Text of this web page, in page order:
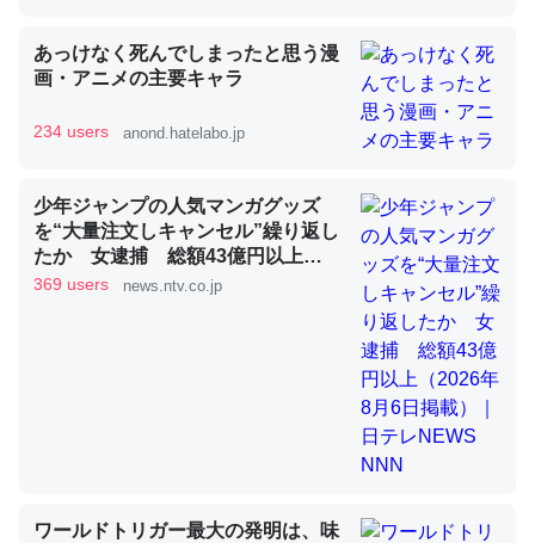
昆虫ってカルシウム少ないのか。知らんかった。調べたら
コオロギのカルシウム分はエビの600分の1程度。
論文では「淡水はカルシウムも酸素も不足してて両方に不
利だから両方が拮抗してるのでは」とあって面白い。海に
いる鋏角類（カブトガニ・ウミグモ）はカルシウムを使わ
ずキチンを強化してる筈だが、酵素が違うのか？
─ニュース :: 【研究発表】昆虫学の大問題＝「昆虫はなぜ海にいな
あっけなく死んでしまったと思う漫
画・アニメの主要キャラ
234 users anond.hatelabo.jp
少年ジャンプの人気マンガグッズ
を“大量注文しキャンセル”繰り返し
たか 女逮捕 総額43億円以上
（2026年8月6日掲載）｜日テレ
369 users news.ntv.co.jp
ワールドトリガー最大の発明は、味